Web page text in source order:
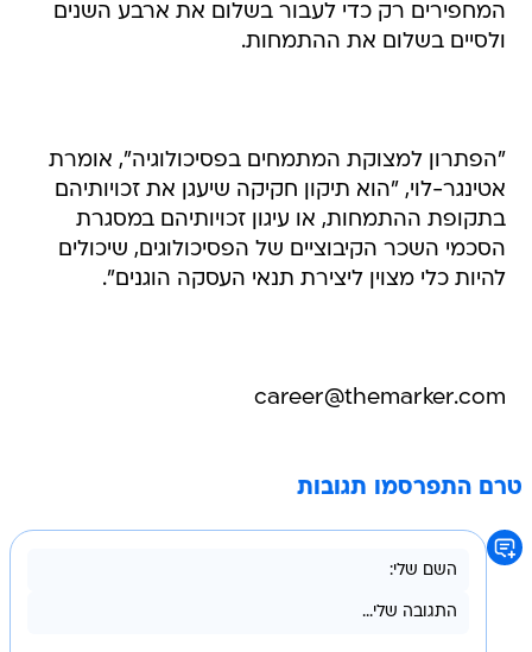
המחפירים רק כדי לעבור בשלום את ארבע השנים
ולסיים בשלום את ההתמחות.
"הפתרון למצוקת המתמחים בפסיכולוגיה", אומרת
אטינגר-לוי, "הוא תיקון חקיקה שיעגן את זכויותיהם
בתקופת ההתמחות, או עיגון זכויותיהם במסגרת
הסכמי השכר הקיבוציים של הפסיכולוגים, שיכולים
להיות כלי מצוין ליצירת תנאי העסקה הוגנים".
career@themarker.com
טרם התפרסמו תגובות